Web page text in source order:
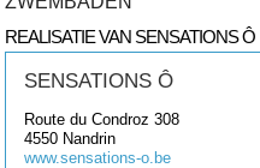
REALISATIE VAN SENSATIONS Ô
SENSATIONS Ô
Route du Condroz 308
4550 Nandrin
www.sensations-o.be